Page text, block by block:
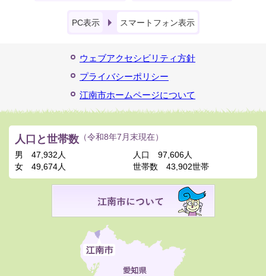
PC表示 スマートフォン表示
ウェブアクセシビリティ方針
プライバシーポリシー
江南市ホームページについて
人口と世帯数 （令和8年7月末現在）
男
47,932人
女
49,674人
人口
97,606人
世帯数
43,902世帯